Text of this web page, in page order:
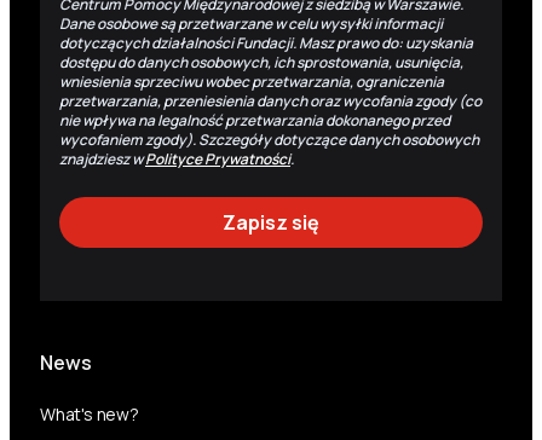
Dane osobowe są przetwarzane w celu wysyłki informacji
dotyczących działalności Fundacji. Masz prawo do: uzyskania
dostępu do danych osobowych, ich sprostowania, usunięcia,
wniesienia sprzeciwu wobec przetwarzania, ograniczenia
przetwarzania, przeniesienia danych oraz wycofania zgody (co
nie wpływa na legalność przetwarzania dokonanego przed
wycofaniem zgody). Szczegóły dotyczące danych osobowych
znajdziesz wPolityce Prywatności.
News
What's new?